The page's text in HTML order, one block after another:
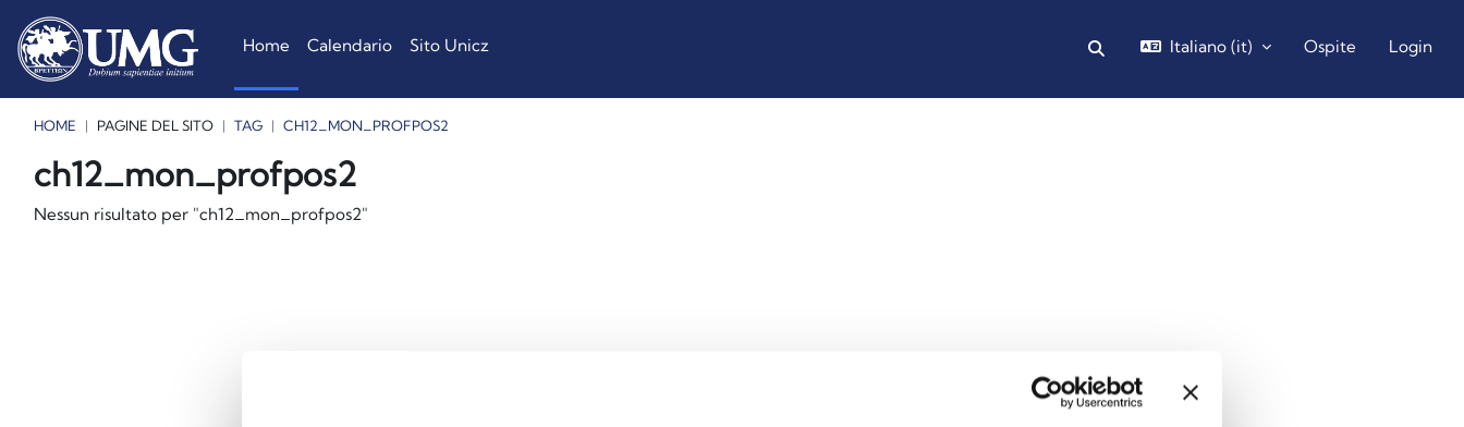
Home
Calendario Sito Unicz Attiva/disattiva input di ricerca
Italiano ‎(it)‎ Ospite Login
HOME PAGINE DEL SITO TAG CH12_MON_PROFPOS2
Blocchi
Blocchi
Blocchi
ch12_mon_profpos2
Nessun risultato per "ch12_mon_profpos2"